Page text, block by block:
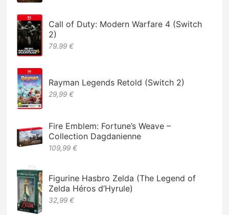
Call of Duty: Modern Warfare 4 (Switch
2)
79.99 €
Rayman Legends Retold (Switch 2)
29,99 €
Fire Emblem: Fortune’s Weave –
Collection Dagdanienne
109,99 €
Figurine Hasbro Zelda (The Legend of
Zelda Héros d’Hyrule)
32,99 €